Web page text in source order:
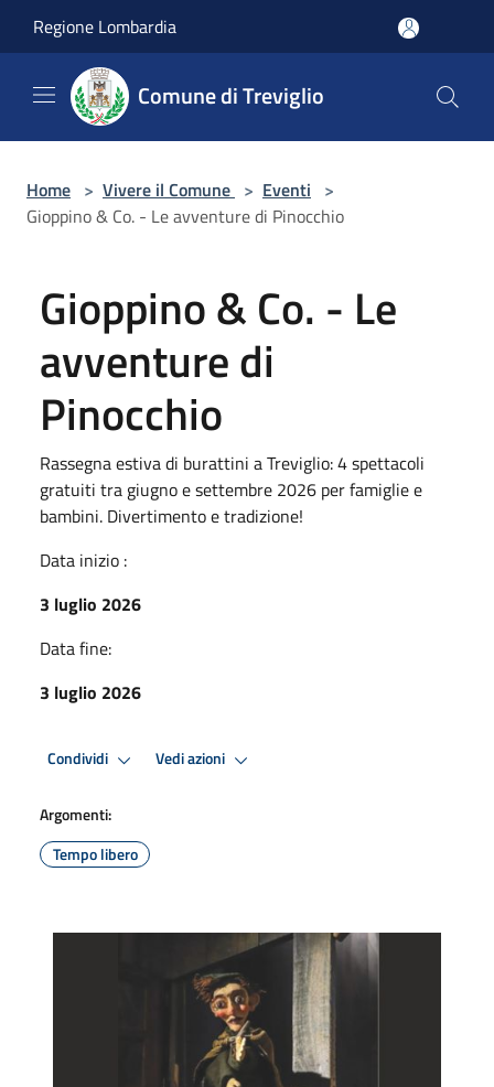
Regione Lombardia
Comune di Treviglio
Home > Vivere il Comune > Eventi >
Gioppino & Co. - Le avventure di Pinocchio
Gioppino & Co. - Le
avventure di
Pinocchio
Rassegna estiva di burattini a Treviglio: 4 spettacoli
gratuiti tra giugno e settembre 2026 per famiglie e
bambini. Divertimento e tradizione!
Data inizio :
3 luglio 2026
Data fine:
3 luglio 2026
Condividi Vedi azioni
Argomenti:
Tempo libero